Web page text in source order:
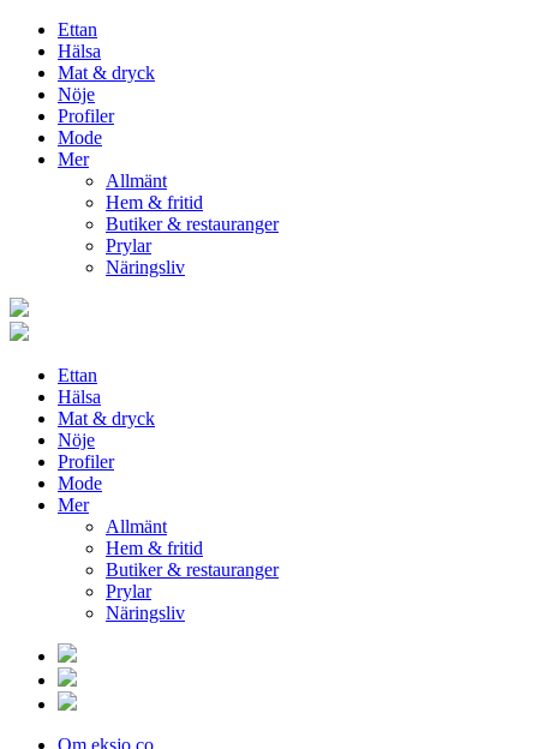
Ettan
Hälsa
Mat & dryck
Nöje
Profiler
Mode
Mer
Allmänt
Hem & fritid
Butiker & restauranger
Prylar
Näringsliv
Ettan
Hälsa
Mat & dryck
Nöje
Profiler
Mode
Mer
Allmänt
Hem & fritid
Butiker & restauranger
Prylar
Näringsliv
Om eksjo.co